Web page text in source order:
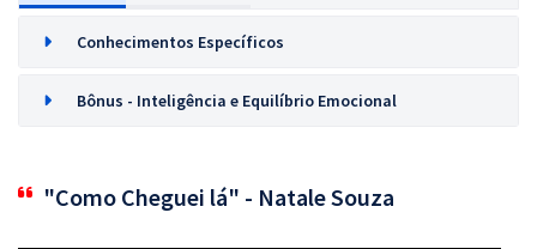
Conhecimentos Específicos
Bônus - Inteligência e Equilíbrio Emocional
"Como Cheguei lá" - Natale Souza